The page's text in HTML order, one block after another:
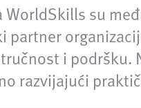
WorldSkills su
partner
i podršku.
razvijajući